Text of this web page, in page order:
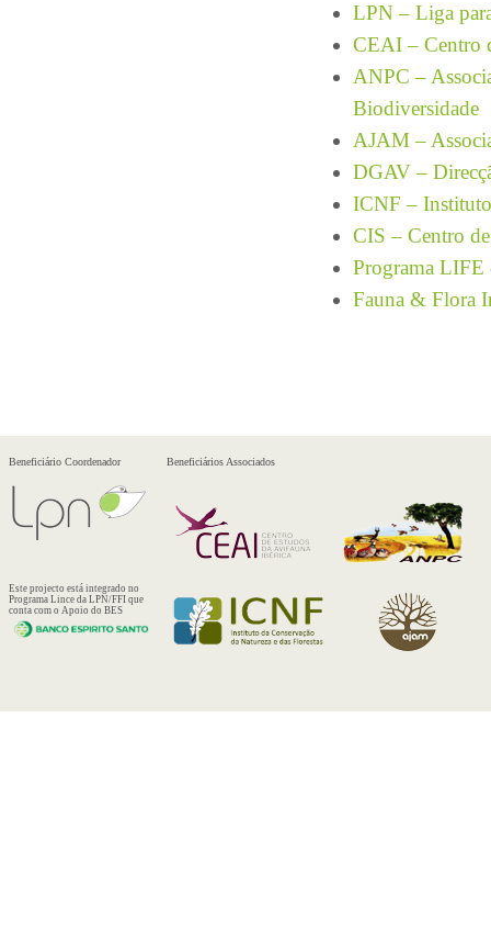
LPN – Liga
CEAI – Centro
ANPC –
Biodiversidade
AJAM –
DGAV –
ICNF – Instituto
CIS – Centro
Programa LIFE
Fauna & Flora
Beneficiário Coordenador Beneficiários Associados
Este projecto está integrado no
Programa Lince da LPN/FFI que
conta com o Apoio do BES